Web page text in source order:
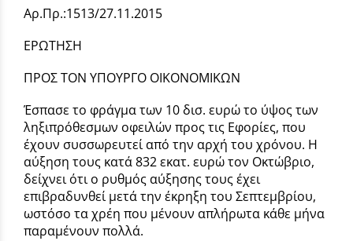
Αρ.Πρ.:1513/27.11.2015
ΕΡΩΤΗΣΗ
ΠΡΟΣ ΤΟΝ ΥΠΟΥΡΓΟ ΟΙΚΟΝΟΜΙΚΩΝ
Έσπασε το φράγμα των 10 δισ. ευρώ το ύψος των
ληξιπρόθεσμων οφειλών προς τις Εφορίες, που
έχουν συσσωρευτεί από την αρχή του χρόνου. Η
αύξηση τους κατά 832 εκατ. ευρώ τον Οκτώβριο,
δείχνει ότι ο ρυθμός αύξησης τους έχει
επιβραδυνθεί μετά την έκρηξη του Σεπτεμβρίου,
ωστόσο τα χρέη που μένουν απλήρωτα κάθε μήνα
παραμένουν πολλά.